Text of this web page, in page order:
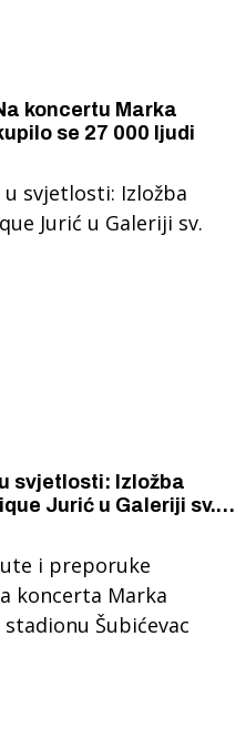
koncertu Marka
se 27 000 ljudi
svjetlosti: Izložba
Jurić u Galeriji sv.